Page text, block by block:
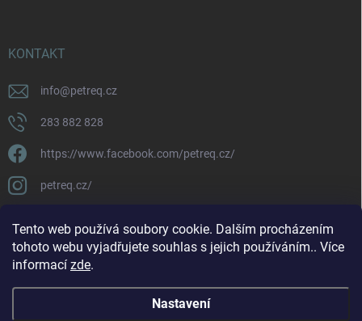
Tento web používá soubory cookie. Dalším procházením
tohoto webu vyjadřujete souhlas s jejich používáním.. Více
informací zde.
Nastavení
KONTAKT
info@petreq.cz
283 882 828
https://www.facebook.com/petreq.cz/
petreq.cz/